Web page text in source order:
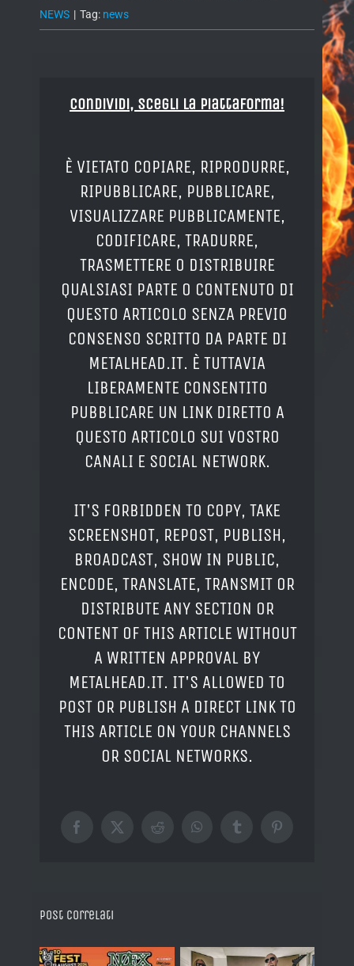
NEWS | Tag: news
Condividi, Scegli la piattaforma!
È VIETATO COPIARE, RIPRODURRE,
RIPUBBLICARE, PUBBLICARE,
VISUALIZZARE PUBBLICAMENTE,
CODIFICARE, TRADURRE,
TRASMETTERE O DISTRIBUIRE
QUALSIASI PARTE O CONTENUTO DI
QUESTO ARTICOLO SENZA PREVIO
CONSENSO SCRITTO DA PARTE DI
METALHEAD.IT. È TUTTAVIA
LIBERAMENTE CONSENTITO
PUBBLICARE UN LINK DIRETTO A
QUESTO ARTICOLO SUI VOSTRO
CANALI E SOCIAL NETWORK.
IT'S FORBIDDEN TO COPY, TAKE
SCREENSHOT, REPOST, PUBLISH,
BROADCAST, SHOW IN PUBLIC,
ENCODE, TRANSLATE, TRANSMIT OR
DISTRIBUTE ANY SECTION OR
CONTENT OF THIS ARTICLE WITHOUT
A WRITTEN APPROVAL BY
METALHEAD.IT. IT'S ALLOWED TO
POST OR PUBLISH A DIRECT LINK TO
THIS ARTICLE ON YOUR CHANNELS
OR SOCIAL NETWORKS.
Facebook
X RedditWhatsAppTumblrPinterest
Post correlati